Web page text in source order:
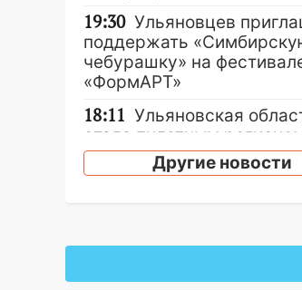
19:30 Ульяновцев
поддержать
чебурашку» на
«ФормАРТ»
18:11 Ульяновская
стала пилотным
проекта «Культурное
долголетие»
больницы поступили
Другие новости